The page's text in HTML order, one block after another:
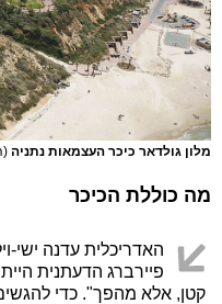
מלון גולדאר כיכר העצמאות נתניה
מה כוללת הכיכר
האדריכלית עדנה ישי-
פיירברג הדעתנית
קטן, אלא מהפך". כדי